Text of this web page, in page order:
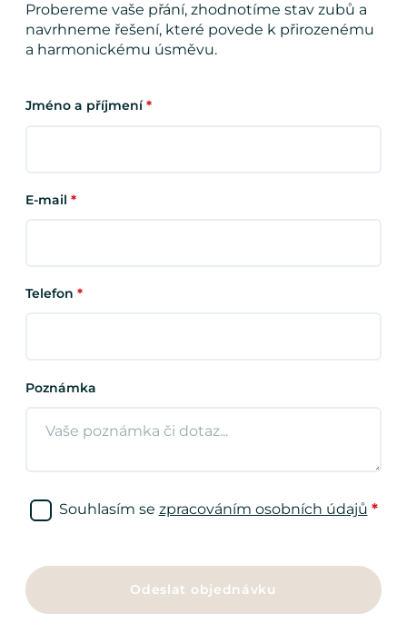
Probereme vaše přání, zhodnotíme stav zubů a
navrhneme řešení, které povede k přirozenému
a harmonickému úsměvu.
Jméno a příjmení *
E-mail *
Telefon *
Poznámka
Souhlasím se zpracováním osobních údajů *
Odeslat objednávku